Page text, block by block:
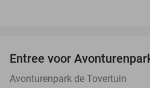
Entree voor
Avonturenpark de Tovertuin